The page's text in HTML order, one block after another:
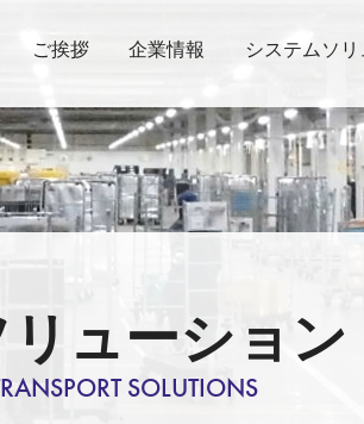
ご挨拶 企業情報 システムソ
リューション
SOLUTIONS